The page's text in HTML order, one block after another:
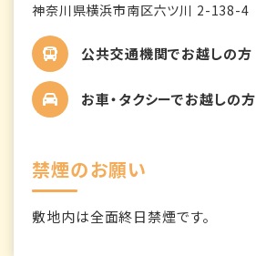
神奈川県横浜市南区六ツ川 2-138-4
公共交通機関でお越しの方
お車・タクシーでお越しの方
禁煙のお願い
敷地内は全面終日禁煙です。